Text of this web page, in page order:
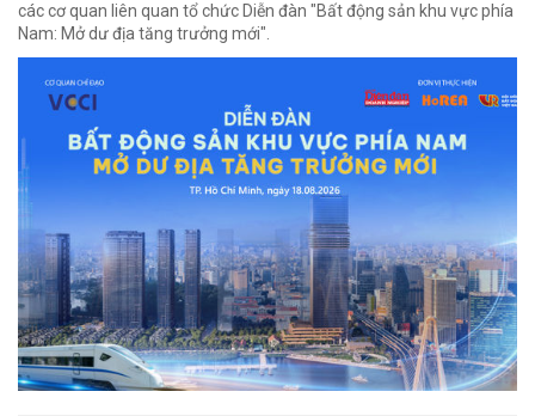
các cơ quan liên quan tổ chức Diễn đàn "Bất động sản khu vực phía
Nam: Mở dư địa tăng trưởng mới".